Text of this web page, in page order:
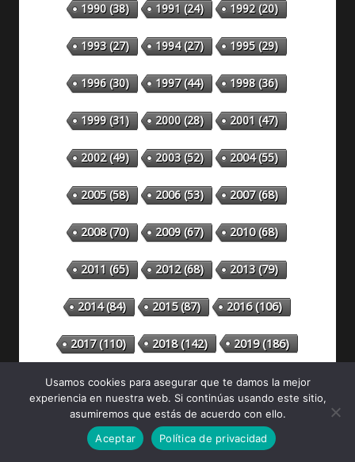
1990(38) 1991 (24) 1992(20)
1993(27) 1994(27) 1995(29)
1996(30) 1997(44) 1998(36)
1999(31) 2000(28) 2001 (47)
2002(49) 2003(52) 2004(55)
2005(58) 2006(53) 2007(68)
2008(70) 2009(67) 2010(68)
2011 (65) 2012(68) 2013(79)
2014(84) 2015(87) 2016(106)
2017(110) 2018(142) 2019(186)
2020(299) 2021(492) 2022(398)
2023(304) 2024(315) 2025(330)
Usamos cookies para asegurar que te damos la mejor
experiencia en nuestra web. Si continúas usando este sitio,
asumiremos que estás de acuerdo con ello.
Aceptar
Política de privacidad